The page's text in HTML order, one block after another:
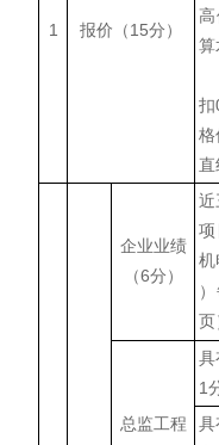
1 报价（15分）
算
扣
格
直
企业业绩
（6分）
近
项
机
）
页
总监工程
具
1
具